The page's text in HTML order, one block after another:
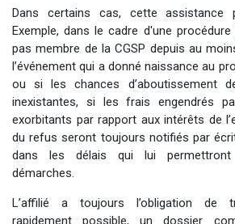
Dans certains cas, cette assistance
Exemple, dans le cadre d'une procédure
pas membre de la CGSP depuis au
l’événement qui a donné naissance au
ou si les chances d’aboutissement
inexistantes, si les frais engendrés
exorbitants par rapport aux intérêts de
du refus seront toujours notifiés par
dans les délais qui lui permettront
démarches.
L’affilié a toujours l’obligation de
rapidement possible, un dossier